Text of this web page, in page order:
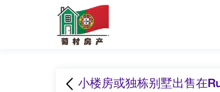
小楼房或独栋别墅出售在